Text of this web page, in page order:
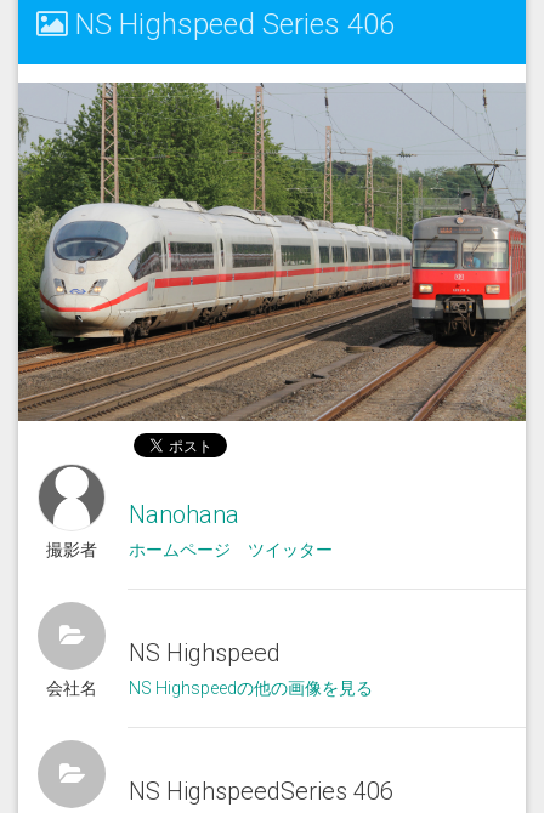
NS Highspeed Series 406
撮影者
Nanohana
ホームページ ツイッター
会社名
NS Highspeed
NS Highspeedの他の画像を見る
NS HighspeedSeries 406